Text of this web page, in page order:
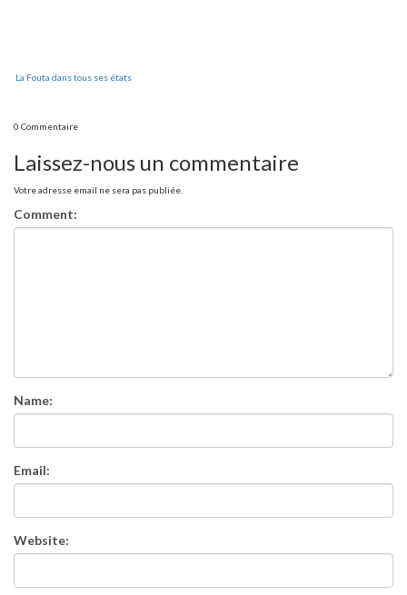
La Fouta dans tous ses états
0 Commentaire
Laissez-nous un commentaire
Votre adresse email ne sera pas publiée.
Comment:
Name:
Email:
Website: